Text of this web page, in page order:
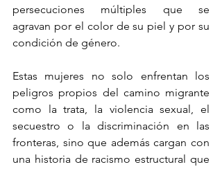
persecuciones múltiples que se
agravan por el color de su piel y por su
condición de género.
Estas mujeres no solo enfrentan los
peligros propios del camino migrante
como la trata, la violencia sexual, el
secuestro o la discriminación en las
fronteras, sino que además cargan con
una historia de racismo estructural que